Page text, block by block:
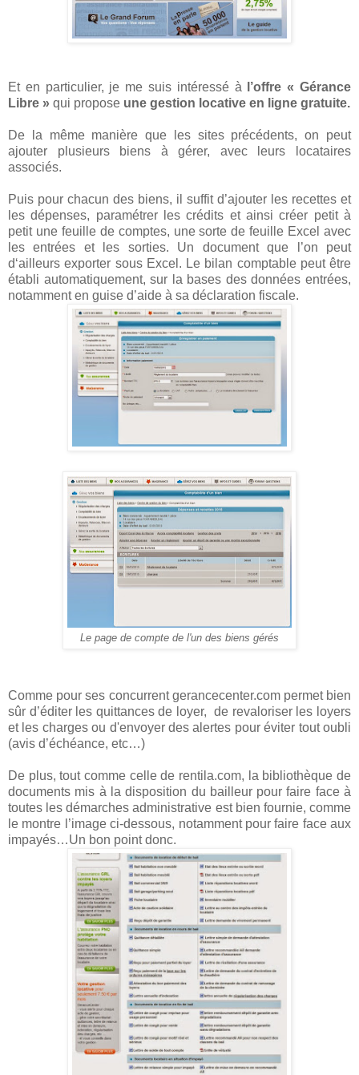
Et en particulier, je me suis intéressé à
l’offre « Gérance
Libre » qui propose une gestion locative en ligne gratuite.
De la même manière que les sites précédents, on peut
ajouter plusieurs biens à gérer, avec leurs locataires
associés.
Puis pour chacun des biens, il suffit d’ajouter les recettes et
les dépenses, paramétrer les crédits et ainsi créer petit à
petit une feuille de comptes, une sorte de feuille Excel avec
les entrées et les sorties. Un document que l’on peut
d‘ailleurs exporter sous Excel. Le bilan comptable peut être
établi automatiquement, sur la bases des données entrées,
notamment en guise d’aide à sa déclaration fiscale.
Le page de compte de l'un des biens gérés
Comme pour ses concurrent gerancecenter.com permet bien
sûr d’éditer les quittances de loyer, de revaloriser les loyers
et les charges ou d'envoyer des alertes pour éviter tout oubli
(avis d’échéance, etc…)
De plus, tout comme celle de rentila.com, la bibliothèque de
documents mis à la disposition du bailleur pour faire face à
toutes les démarches administrative est bien fournie, comme
le montre l’image ci-dessous, notamment pour faire face aux
impayés…Un bon point donc.